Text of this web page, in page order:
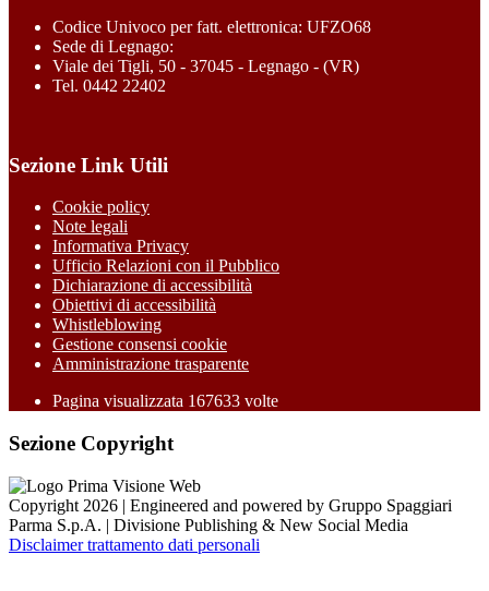
Codice Univoco per fatt. elettronica: UFZO68
Sede di Legnago:
Viale dei Tigli, 50 - 37045 - Legnago - (VR)
Tel. 0442 22402
Sezione Link Utili
Cookie policy
Note legali
Informativa Privacy
Ufficio Relazioni con il Pubblico
Dichiarazione di accessibilità
Obiettivi di accessibilità
Whistleblowing
Gestione consensi cookie
Amministrazione trasparente
Pagina visualizzata 167633 volte
Sezione Copyright
Copyright 2026 | Engineered and powered by Gruppo Spaggiari
Parma S.p.A. | Divisione Publishing & New Social Media
Disclaimer trattamento dati personali